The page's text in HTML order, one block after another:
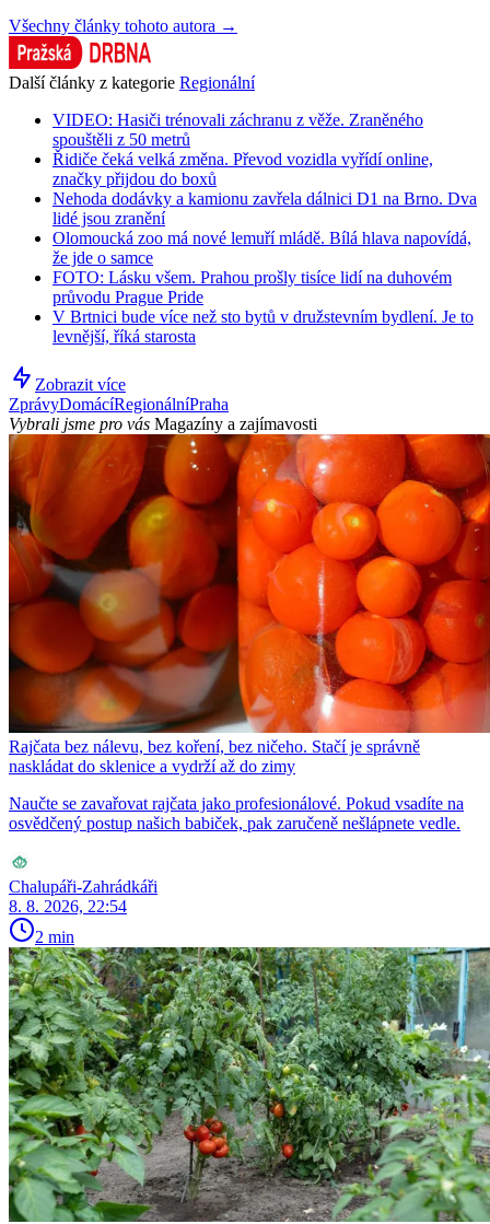
Všechny články tohoto autora →
Další články z kategorie Regionální
VIDEO: Hasiči trénovali záchranu z věže. Zraněného
spouštěli z 50 metrů
Řidiče čeká velká změna. Převod vozidla vyřídí online,
značky přijdou do boxů
Nehoda dodávky a kamionu zavřela dálnici D1 na Brno. Dva
lidé jsou zranění
Olomoucká zoo má nové lemuří mládě. Bílá hlava napovídá,
že jde o samce
FOTO: Lásku všem. Prahou prošly tisíce lidí na duhovém
průvodu Prague Pride
V Brtnici bude více než sto bytů v družstevním bydlení. Je to
levnější, říká starosta
Zobrazit více
ZprávyDomácíRegionálníPraha
Vybrali jsme pro vás Magazíny a zajímavosti
Rajčata bez nálevu, bez koření, bez ničeho. Stačí je správně
naskládat do sklenice a vydrží až do zimy
Naučte se zavařovat rajčata jako profesionálové. Pokud vsadíte na
osvědčený postup našich babiček, pak zaručeně nešlápnete vedle.
Chalupáři-Zahrádkáři
8. 8. 2026, 22:54
2 min